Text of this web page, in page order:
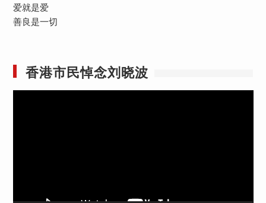
爱就是爱
善良是一切
香港市民悼念刘晓波